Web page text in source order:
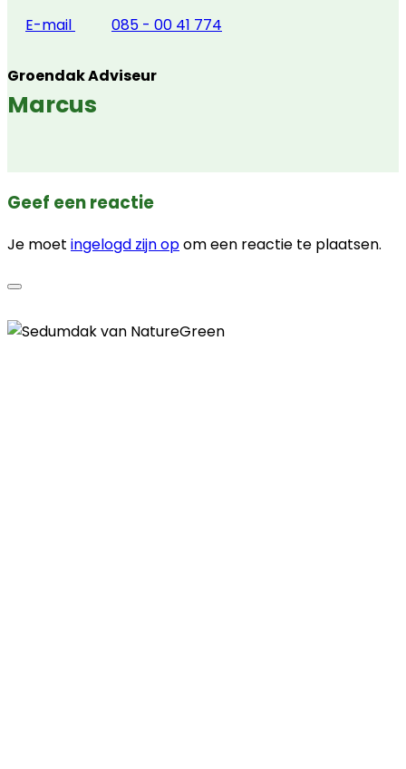
E-mail
085 - 00 41 774
Groendak Adviseur
Marcus
Geef een reactie
Je moet ingelogd zijn opom een reactie te plaatsen.